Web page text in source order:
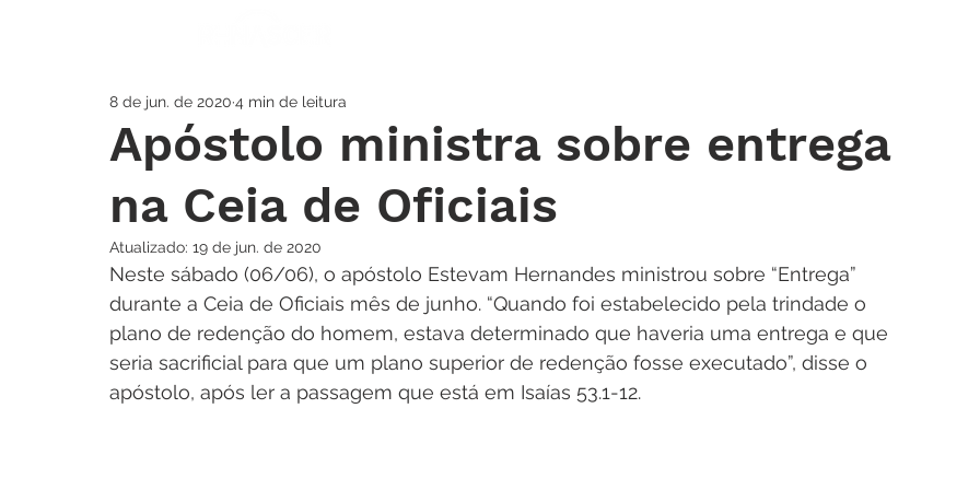
Apóstolo ministra sobre entrega
na Ceia de Oficiais
8 de jun. de 2020 4 min de leitura
Atualizado: 19 de jun. de 2020
Neste sábado (06/06), o apóstolo Estevam Hernandes ministrou sobre “Entrega”
durante a Ceia de Oficiais mês de junho. “Quando foi estabelecido pela trindade o
plano de redenção do homem, estava determinado que haveria uma entrega e que
seria sacrificial para que um plano superior de redenção fosse executado”, disse o
apóstolo, após ler a passagem que está em Isaías 53.1-12.